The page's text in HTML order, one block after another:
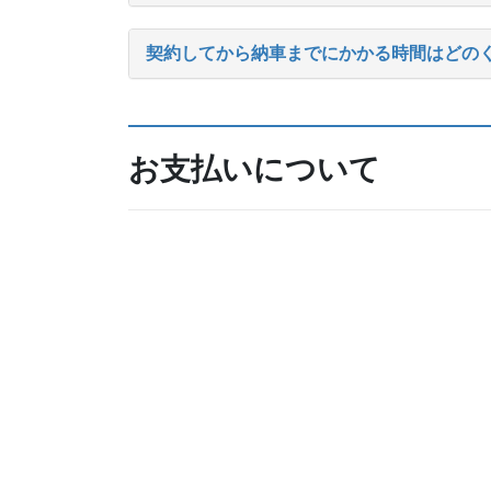
契約してから納車までにかかる時間はどの
お支払いについて